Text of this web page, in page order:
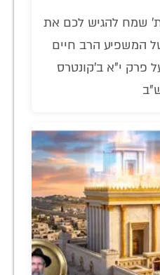
שמח להגיש לכם את
המשפיע הרב חיים
פרק י"א ב'קונטרס